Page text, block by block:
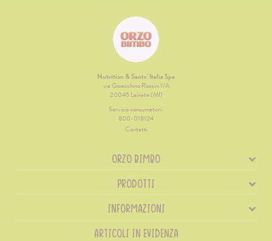
Nutrition & Sante' Italia Spa
via Gioacchino Rossini 1/A
20045 Lainate (MI)
Servizio consumatori:
800-018124
Contatti
ORZO BIMBO
PRODOTTI
INFORMAZIONI
ARTICOLI IN EVIDENZA